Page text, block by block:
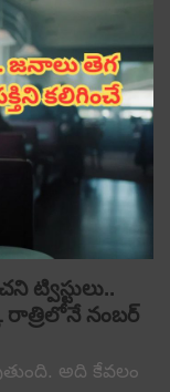
ట్విస్టులు..
రాత్రిలోనే నంబర్
అది కేవలం